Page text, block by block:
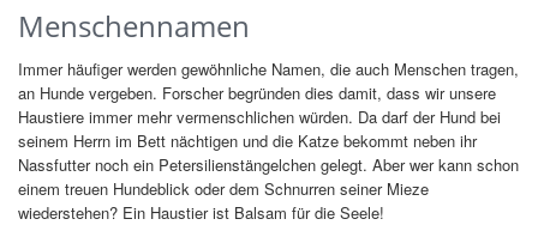
Menschennamen
Immer häufiger werden gewöhnliche Namen, die auch Menschen tragen,
an Hunde vergeben. Forscher begründen dies damit, dass wir unsere
Haustiere immer mehr vermenschlichen würden. Da darf der Hund bei
seinem Herrn im Bett nächtigen und die Katze bekommt neben ihr
Nassfutter noch ein Petersilienstängelchen gelegt. Aber wer kann schon
einem treuen Hundeblick oder dem Schnurren seiner Mieze
wiederstehen? Ein Haustier ist Balsam für die Seele!